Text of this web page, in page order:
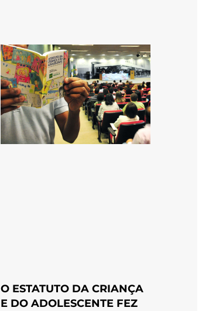
O ESTATUTO DA CRIANÇA
E DO ADOLESCENTE FEZ